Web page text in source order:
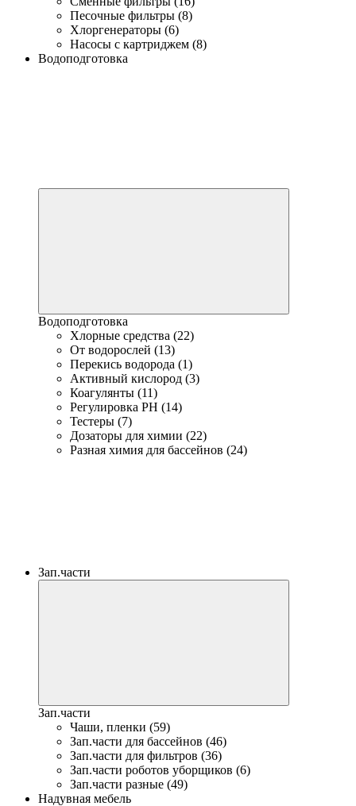
Песочные фильтры (8)
Хлоргенераторы (6)
Насосы с картриджем (8)
Водоподготовка
Водоподготовка
Хлорные средства (22)
От водорослей (13)
Перекись водорода (1)
Активный кислород (3)
Коагулянты (11)
Регулировка PH (14)
Тестеры (7)
Дозаторы для химии (22)
Разная химия для бассейнов (24)
Зап.части
Зап.части
Чаши, пленки (59)
Зап.части для бассейнов (46)
Зап.части для фильтров (36)
Зап.части роботов уборщиков (6)
Зап.части разные (49)
Надувная мебель